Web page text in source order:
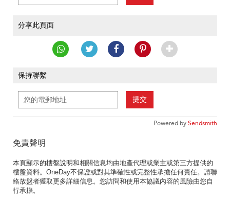
分享此頁面
保持聯繫
提交
Powered bySendsmith
免責聲明
本頁顯示的樓盤說明和相關信息均由地產代理或業主或第三方提供的
樓盤資料。OneDay不保證或對其準確性或完整性承擔任何責任。請聯
絡放盤者獲取更多詳細信息。您訪問和使用本協議內容的風險由您自
行承擔。